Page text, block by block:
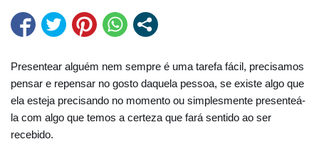
Presentear alguém nem sempre é uma tarefa fácil, precisamos
pensar e repensar no gosto daquela pessoa, se existe algo que
ela esteja precisando no momento ou simplesmente presenteá-
la com algo que temos a certeza que fará sentido ao ser
recebido.